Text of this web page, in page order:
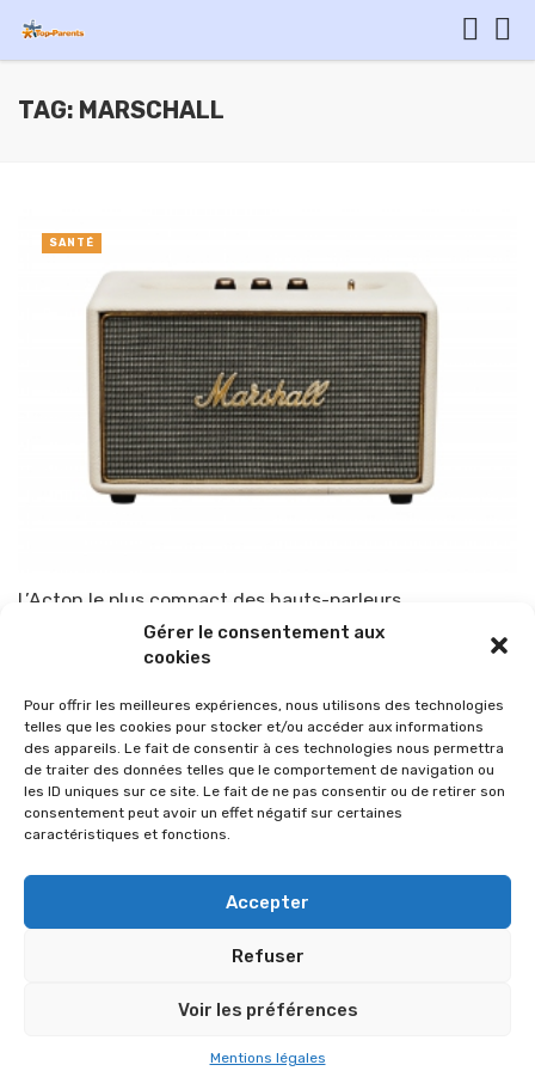
Gérer le consentement aux
cookies
Pour offrir les meilleures expériences, nous utilisons des technologies
telles que les cookies pour stocker et/ou accéder aux informations
des appareils. Le fait de consentir à ces technologies nous permettra
de traiter des données telles que le comportement de navigation ou
les ID uniques sur ce site. Le fait de ne pas consentir ou de retirer son
consentement peut avoir un effet négatif sur certaines
caractéristiques et fonctions.
Accepter
Refuser
Voir les préférences
Mentions légales
TAG: MARSCHALL
L’Acton le plus compact des hauts-parleurs
TOP-PARENTS 12 juillet 2015
SANTÉ